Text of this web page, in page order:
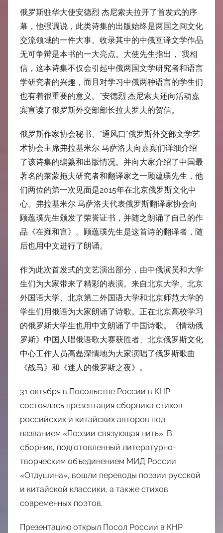
俄罗斯驻华大使安德烈 杰尼索夫拉开了首发式的序
幕，他强调说，此类诗集的出版始终是两国之间文化
交流领域的一件大事。收录其中的中俄互译文学作品
无可争辩是本书的一大亮点。大使先生指出，“我相
信，这本诗集不仅会引起中俄两国文学研究者和语言
学研究者的兴趣，而且对学习中俄两种语言的学生们
也有着很重要的意义。”安德烈 杰尼索夫还向活动嘉
宾宣读了俄罗斯外交部部长拉夫罗夫的贺信。
俄罗斯作家协会秘书、“通风口”俄罗斯外交部文学艺
术协会主席弗拉基米尔 马萨洛夫向嘉宾们详细介绍
了该诗集的编纂和出版情况。并向大家介绍了中国最
著名的莱蒙拖夫研究者和翻译家之一顾蕴璞先生，他
们两位的第一次见面是2015年在北京俄罗斯文化中
心。弗拉基米尔 马萨洛夫代表俄罗斯翻译家协会向
顾蕴璞先生颁发了荣誉证书，并随之朗诵了自己的作
品《在雍和宫》。顾蕴璞先生是这首诗的翻译者，随
后也用中文进行了朗诵。
作为此次首发式的文艺演出部分，由中俄演员和大学
生们为大家带来了精彩的表演。来自北京大学、北京
外国语大学、北京第二外国语大学和北京师范大学的
学生们用俄语为大家朗诵了诗歌。正在北京高校学习
的俄罗斯大学生也用中文朗诵了中国诗歌。《情动俄
罗斯》中国人唱俄语歌大赛获胜者、北京俄罗斯文化
中心工作人员高磊深情地为大家演唱了俄罗斯歌曲
《战马》和《迷人的俄罗斯之夜》。
31 октября в Посольстве России в КНР
состоялась презентация сборника стихов
российских и китайских авторов под
названием «Поэзии связующая нить». В
сборник, подготовленный литературно-
творческим объединением МИД России
«Отдушина», вошли переводы поэзии русской
и китайской классики, а также стихов
современных поэтов.
Презентацию открыл Посол России в КНР